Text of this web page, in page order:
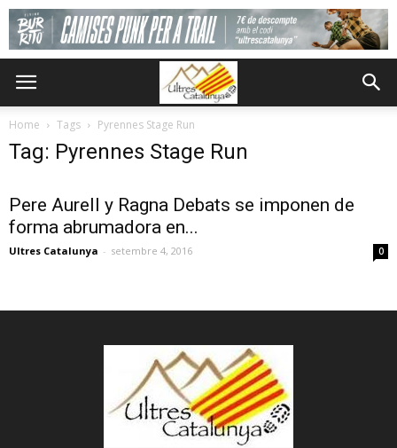
Home Tags Pyrennes Stage Run
Tag: Pyrennes Stage Run
Pere Aurell y Ragna Debats se imponen de
forma abrumadora en...
Ultres Catalunya - setembre 4, 2016 0